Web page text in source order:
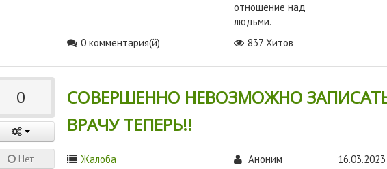
отношение над
людьми.
0 комментария(й) 837 Хитов
0
Нет
СОВЕРШЕННО НЕВОЗМОЖНО
ВРАЧУ ТЕПЕРЬ!!
Жалоба Аноним